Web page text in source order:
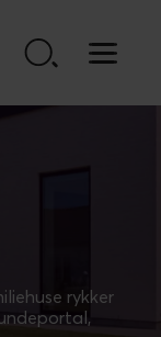
rykker